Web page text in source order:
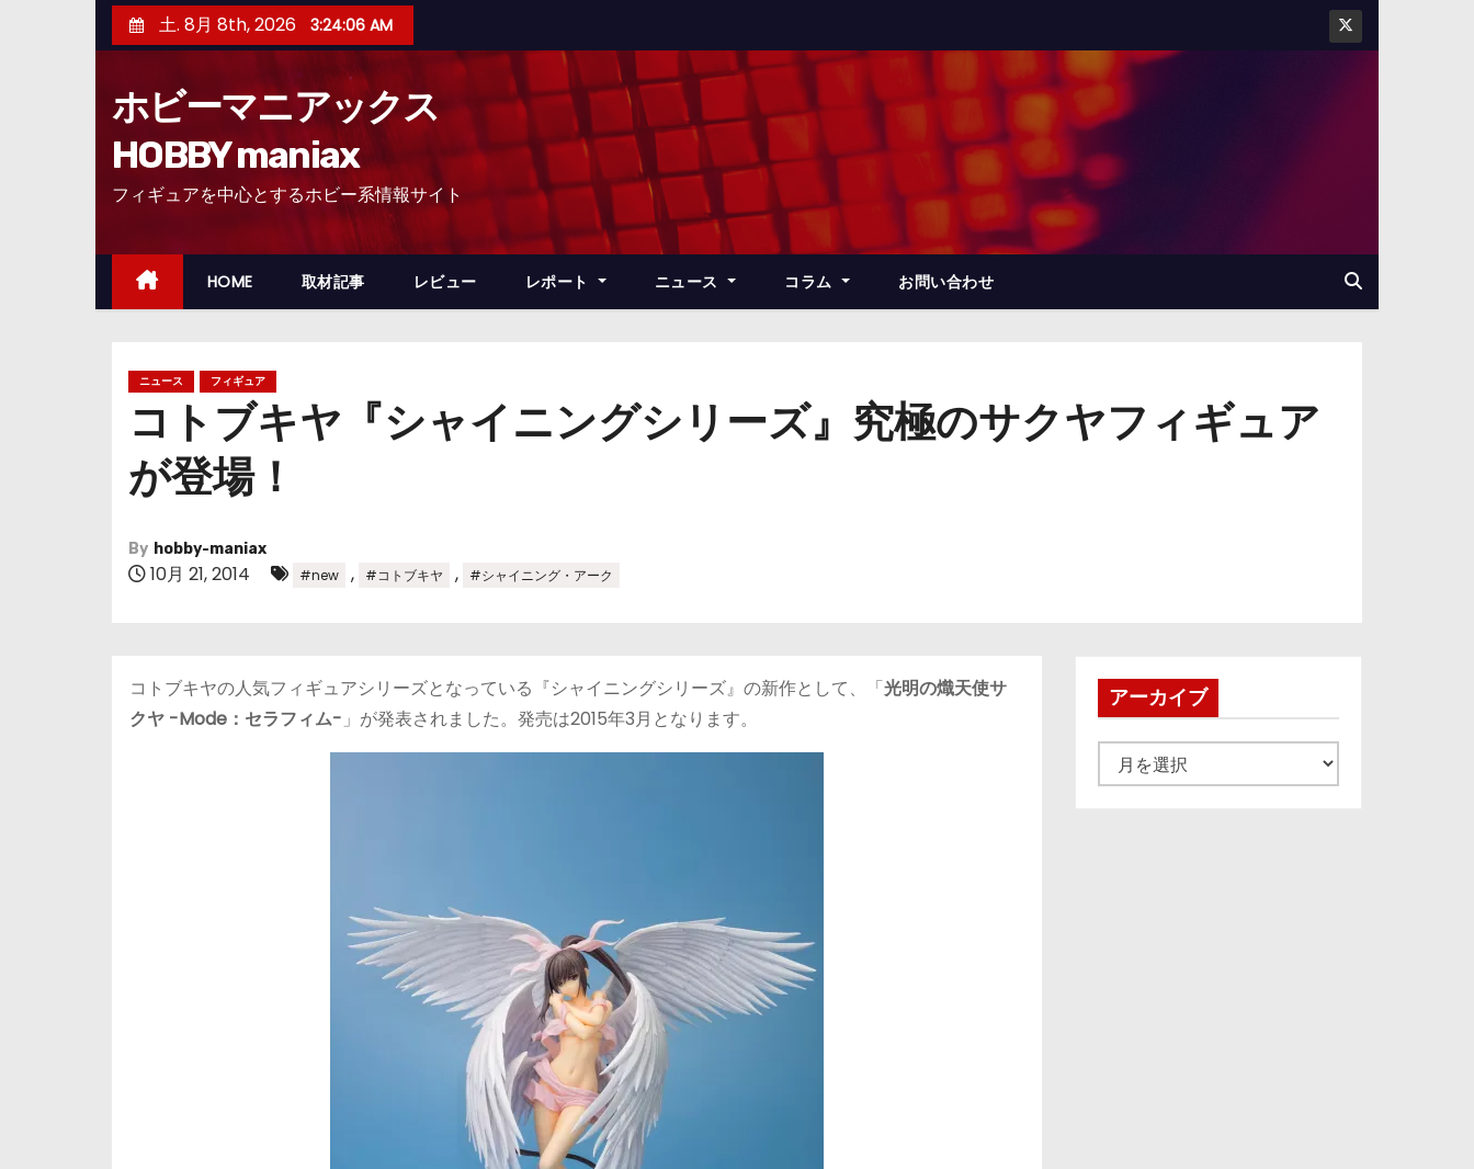
ン
ッ
土. 8月 8th, 2026 3:24:07 AM
ホビーマニアックス
HOBBY maniax
フィギュアを中心とするホビー系情報サイト
HOME 取材記事 レビュー レポート ニュース コラム お問い合わせ
ニュース フィギュア
コトブキヤ『シャイニングシリーズ』究極のサクヤフィギュア
が登場！
By hobby-maniax
10月 21, 2014 #new , #コトブキヤ , #シャイニング・アーク
コトブキヤの人気フィギュアシリーズとなっている『シャイニングシリーズ』の新作として、「光明の熾天使サ
クヤ -Mode：セラフィム- 」が発表されました。発売は2015年3月となります。
アーカイブ
ー